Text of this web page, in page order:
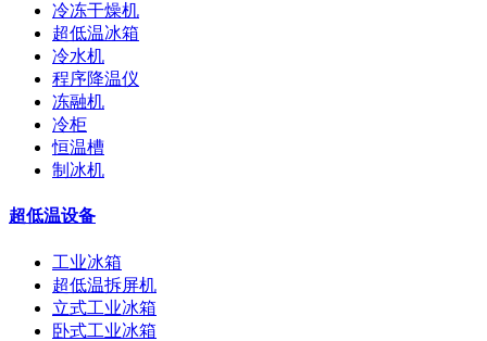
冷冻干燥机
超低温冰箱
冷水机
程序降温仪
冻融机
冷柜
恒温槽
制冰机
超低温设备
工业冰箱
超低温拆屏机
立式工业冰箱
卧式工业冰箱